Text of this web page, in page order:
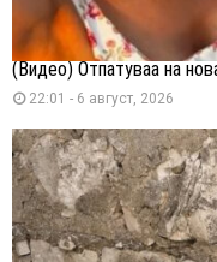
(Видео) Отпатуваа на
22:01 - 6 август, 2026